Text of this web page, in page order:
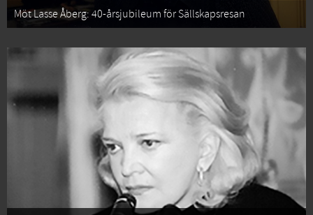
Möt Lasse Åberg: 40-årsjubileum för Sällskapsresan